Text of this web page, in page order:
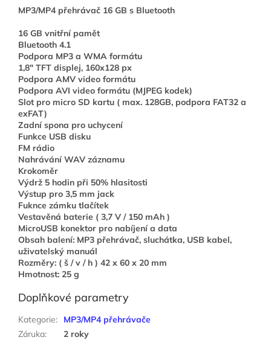
MP3/MP4 přehrávač 16 GB s Bluetooth
16 GB vnitřní pamět
Bluetooth 4.1
Podpora MP3 a WMA formátu
1,8" TFT displej, 160x128 px
Podpora AMV video formátu
Podpora AVI video formátu (MJPEG kodek)
Slot pro micro SD kartu ( max. 128GB, podpora FAT32 a
exFAT)
Zadní spona pro uchycení
Funkce USB disku
FM rádio
Nahrávání WAV záznamu
Krokoměr
Výdrž 5 hodin při 50% hlasitosti
Výstup pro 3,5 mm jack
Fuknce zámku tlačítek
Vestavěná baterie ( 3,7 V / 150 mAh )
MicroUSB konektor pro nabíjení a data
Obsah balení: MP3 přehrávač, sluchátka, USB kabel,
uživatelský manuál
Rozměry: ( š / v / h ) 42 x 60 x 20 mm
Hmotnost: 25 g
Doplňkové parametry
Kategorie:
MP3/MP4 přehrávače
Záruka:
2 roky